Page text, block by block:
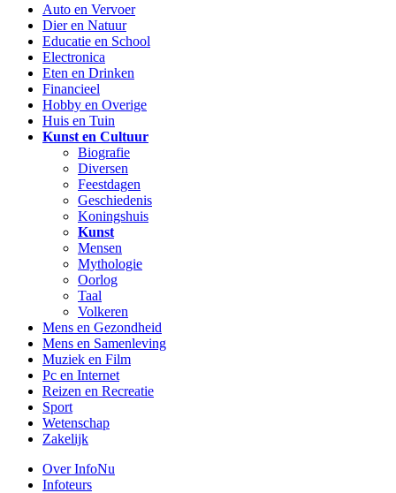
Auto en Vervoer
Dier en Natuur
Educatie en School
Electronica
Eten en Drinken
Financieel
Hobby en Overige
Huis en Tuin
Kunst en Cultuur
Biografie
Diversen
Feestdagen
Geschiedenis
Koningshuis
Kunst
Mensen
Mythologie
Oorlog
Taal
Volkeren
Mens en Gezondheid
Mens en Samenleving
Muziek en Film
Pc en Internet
Reizen en Recreatie
Sport
Wetenschap
Zakelijk
Over InfoNu
Infoteurs